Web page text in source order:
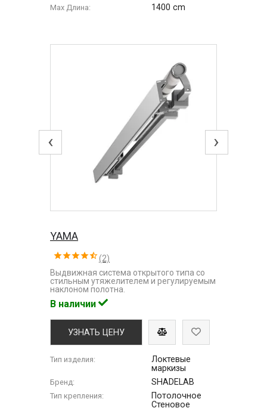
Max Длина: 1400 cm
‹ ›
YAMA
(2)
Выдвижная система открытого типа со
стильным утяжелителем и регулируемым
наклоном полотна.
В наличии
УЗНАТЬ ЦЕНУ
Тип изделия:
Локтевые
маркизы
Бренд: SHADELAB
Тип крепления:
Потолочное
Стеновое